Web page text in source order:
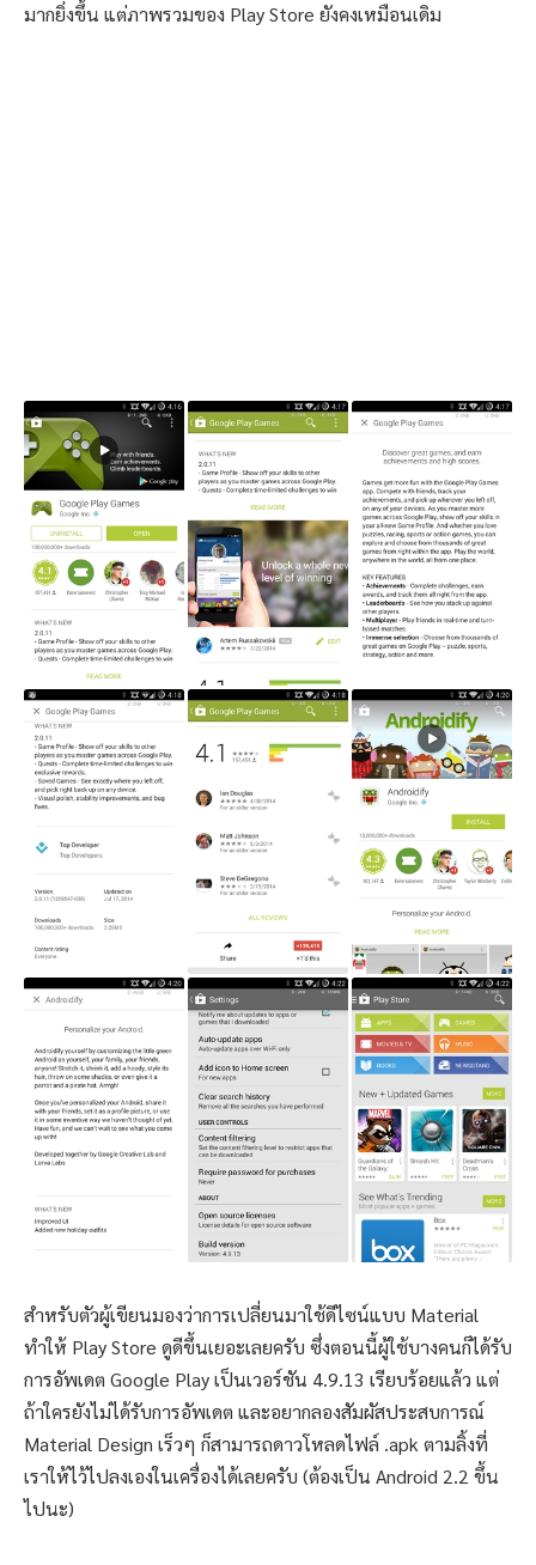
มากยิ่งขึ้น แต่ภาพรวมของ Play Store ยังคงเหมือนเดิม
สำหรับตัวผู้เขียนมองว่าการเปลี่ยนมาใช้ดีไซน์แบบ Material
ทำให้ Play Store ดูดีขึ้นเยอะเลยครับ ซึ่งตอนนี้ผู้ใช้บางคนก็ได้รับ
การอัพเดต Google Play เป็นเวอร์ชัน 4.9.13 เรียบร้อยแล้ว แต่
ถ้าใครยังไม่ได้รับการอัพเดต และอยากลองสัมผัสประสบการณ์
Material Design เร็วๆ ก็สามารถดาวโหลดไฟล์ .apk ตามลิ้งที่
เราให้ไว้ไปลงเองในเครื่องได้เลยครับ (ต้องเป็น Android 2.2 ขึ้น
ไปนะ)